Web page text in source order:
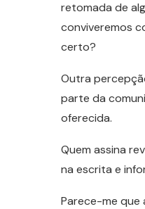
retomada de
conviveremos
certo?
Outra
parte da
oferecida.
Quem assina
na escrita e
Parece-me que